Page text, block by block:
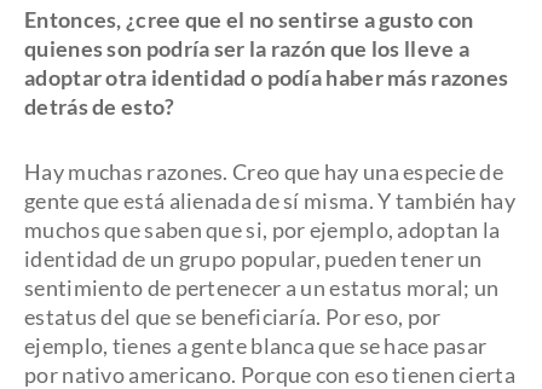
Entonces, ¿cree que el no sentirse a gusto con
quienes son podría ser la razón que los lleve a
adoptar otra identidad o podía haber más razones
detrás de esto?
Hay muchas razones. Creo que hay una especie de
gente que está alienada de sí misma. Y también hay
muchos que saben que si, por ejemplo, adoptan la
identidad de un grupo popular, pueden tener un
sentimiento de pertenecer a un estatus moral; un
estatus del que se beneficiaría. Por eso, por
ejemplo, tienes a gente blanca que se hace pasar
por nativo americano. Porque con eso tienen cierta